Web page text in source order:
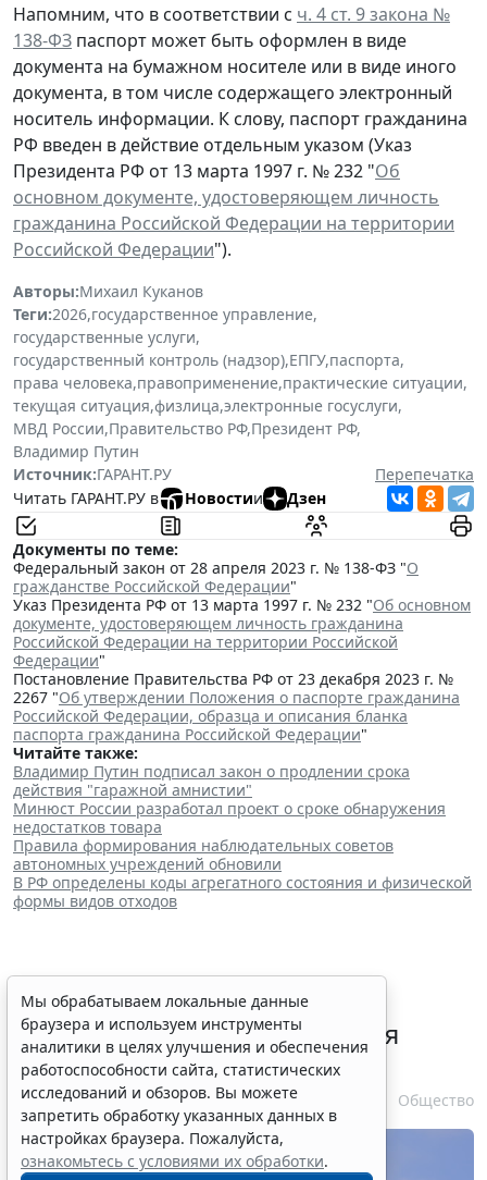
Напомним, что в соответствии с ч. 4 ст. 9 закона №
138-ФЗ паспорт может быть оформлен в виде
документа на бумажном носителе или в виде иного
документа, в том числе содержащего электронный
носитель информации. К слову, паспорт гражданина
РФ введен в действие отдельным указом (Указ
Президента РФ от 13 марта 1997 г. № 232 "Об
основном документе, удостоверяющем личность
гражданина Российской Федерации на территории
Российской Федерации").
Авторы:Михаил Куканов
Теги:2026,государственное управление,
государственные услуги,
государственный контроль (надзор),ЕПГУ,паспорта,
права человека,правоприменение,практические ситуации,
текущая ситуация,физлица,электронные госуслуги,
МВД России,Правительство РФ,Президент РФ,
Владимир Путин
Источник:ГАРАНТ.РУ
Перепечатка
Читать ГАРАНТ.РУ в
Новостии Дзен
Документы по теме:
Федеральный закон от 28 апреля 2023 г. № 138-ФЗ "О
гражданстве Российской Федерации"
Указ Президента РФ от 13 марта 1997 г. № 232 "Об основном
документе, удостоверяющем личность гражданина
Российской Федерации на территории Российской
Федерации"
Постановление Правительства РФ от 23 декабря 2023 г. №
2267 "Об утверждении Положения о паспорте гражданина
Российской Федерации, образца и описания бланка
паспорта гражданина Российской Федерации"
Читайте также:
Владимир Путин подписал закон о продлении срока
действия "гаражной амнистии"
Минюст России разработал проект о сроке обнаружения
недостатков товара
Правила формирования наблюдательных советов
автономных учреждений обновили
В РФ определены коды агрегатного состояния и физической
формы видов отходов
В РФ урегулировали вопросы
использования с/х земель для
сельского туризма
7 августа 2026 16:18 Общество
Мы обрабатываем локальные данные
браузера и используем инструменты
аналитики в целях улучшения и обеспечения
работоспособности сайта, статистических
исследований и обзоров. Вы можете
запретить обработку указанных данных в
настройках браузера. Пожалуйста,
ознакомьтесь с условиями их обработки.